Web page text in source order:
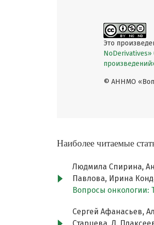
Это
© АННМО
Наиболее читаемые
Людмила Спирина,
Павлова, Ирина
Вопросы онкологии:
Сергей Афанасьев,